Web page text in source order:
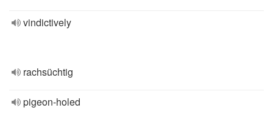
vindictively
rachsüchtig
pigeon-holed